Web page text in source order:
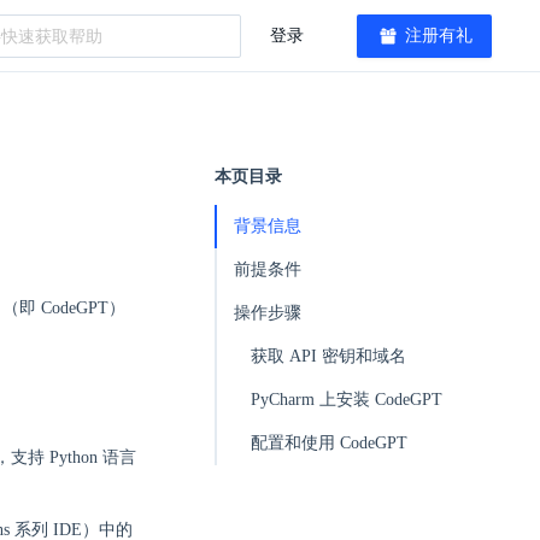
登录 注册有礼
即 CodeGPT）
支持 Python 语言
系列 IDE）中的
本页目录
背景信息
前提条件
操作步骤
获取 API 密钥和域名
PyCharm 上安装 CodeGPT
配置和使用 CodeGPT